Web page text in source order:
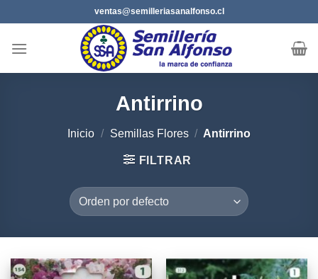
al
contenido
ventas@semilleriasanalfonso.cl
Antirrino
Inicio / Semillas Flores / Antirrino
FILTRAR